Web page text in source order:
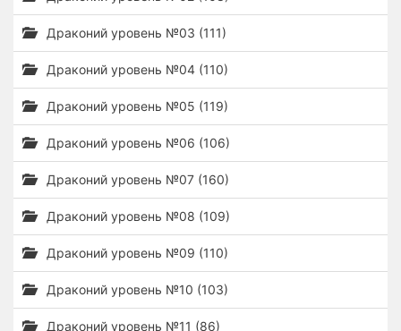
Драконий уровень №03 (111)
Драконий уровень №04 (110)
Драконий уровень №05 (119)
Драконий уровень №06 (106)
Драконий уровень №07 (160)
Драконий уровень №08 (109)
Драконий уровень №09 (110)
Драконий уровень №10 (103)
Драконий уровень №11 (86)